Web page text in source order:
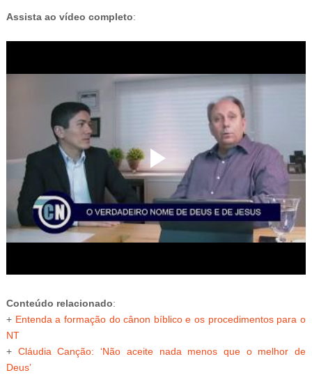
Assista ao vídeo completo:
Conteúdo relacionado:
+ Entenda a formação do cânon bíblico e os procedimentos para o
NT
+ Cláudia Canção: ‘Não aceite nada menos que o melhor de
Deus’